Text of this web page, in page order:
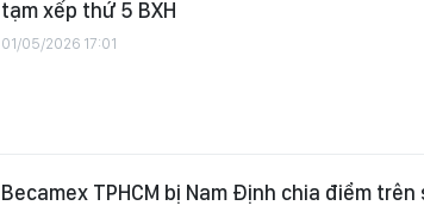
tạm xếp thứ 5 BXH
01/05/2026 17:01
Becamex TPHCM bị Nam Định chia điểm trên